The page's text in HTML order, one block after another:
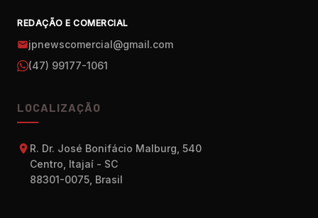
REDAÇÃO E COMERCIAL
jpnewscomercial@gmail.com
(47) 99177-1061
LOCALIZAÇÃO
R. Dr. José Bonifácio Malburg, 540
Centro, Itajaí - SC
88301-0075, Brasil